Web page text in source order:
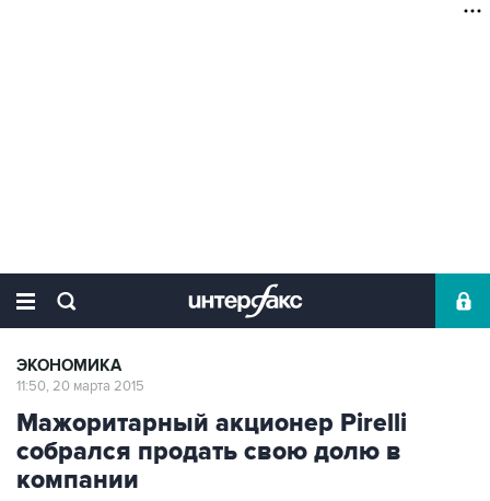
ЭКОНОМИКА
11:50, 20 марта 2015
Мажоритарный акционер Pirelli
собрался продать свою долю в
компании